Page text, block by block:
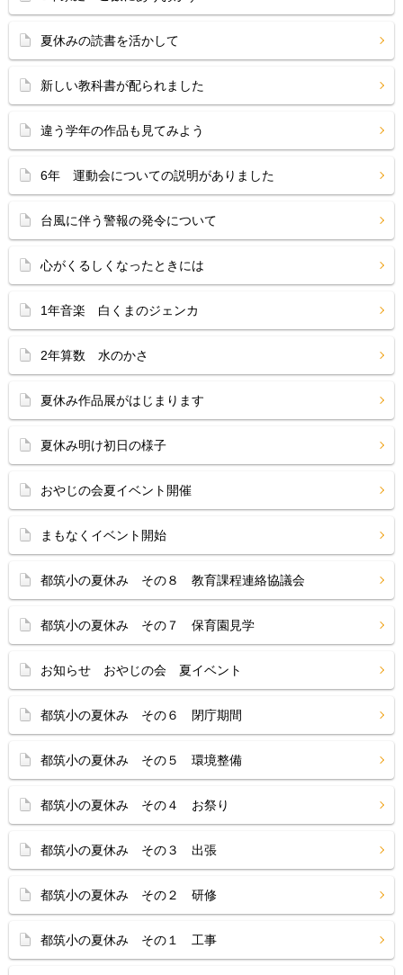
夏休みの読書を活かして
新しい教科書が配られました
違う学年の作品も見てみよう
6年 運動会についての説明がありました
台風に伴う警報の発令について
心がくるしくなったときには
1年音楽 白くまのジェンカ
2年算数 水のかさ
夏休み作品展がはじまります
夏休み明け初日の様子
おやじの会夏イベント開催
まもなくイベント開始
都筑小の夏休み その８ 教育課程連絡協議会
都筑小の夏休み その７ 保育園見学
お知らせ おやじの会 夏イベント
都筑小の夏休み その６ 閉庁期間
都筑小の夏休み その５ 環境整備
都筑小の夏休み その４ お祭り
都筑小の夏休み その３ 出張
都筑小の夏休み その２ 研修
都筑小の夏休み その１ 工事